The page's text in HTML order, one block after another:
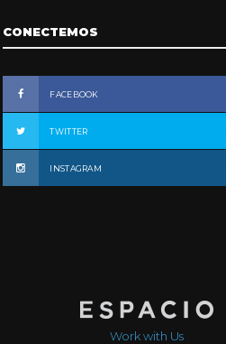
CONECTEMOS
FACEBOOK
TWITTER
INSTAGRAM
Work with Us